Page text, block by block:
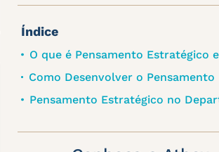
Índice